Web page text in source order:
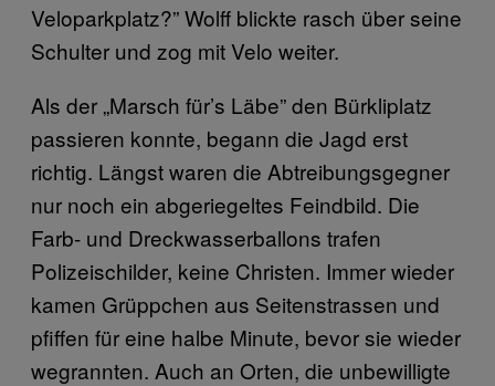
Veloparkplatz?” Wolff blickte rasch über seine
Schulter und zog mit Velo weiter.
Als der „Marsch für’s Läbe” den Bürkliplatz
passieren konnte, begann die Jagd erst
richtig. Längst waren die Abtreibungsgegner
nur noch ein abgeriegeltes Feindbild. Die
Farb- und Dreckwasserballons trafen
Polizeischilder, keine Christen. Immer wieder
kamen Grüppchen aus Seitenstrassen und
pfiffen für eine halbe Minute, bevor sie wieder
wegrannten. Auch an Orten, die unbewilligte